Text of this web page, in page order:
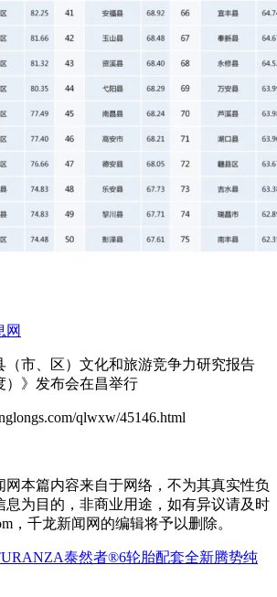
网
（市、区）文化和旅游竞争力研究报告
）》发布会在昌举行
qlwxw/45146.html
网本篇内容来自于网络，不为其真实性负
息为目的，非商业用途，如有异议请及时
，千龙新闻网的编辑将予以删除。
泰然者®6轮胎配套全新腾势纯